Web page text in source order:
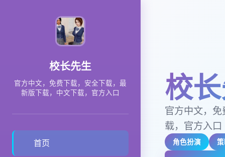
校长先生
官方中文，免费下载，安全下载，最
新版下载，中文下载，官方入口
首页
校
官方中文，
载，官方入口
角色扮演